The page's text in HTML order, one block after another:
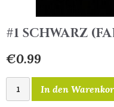
#1 SCHWARZ
€0.99
In den